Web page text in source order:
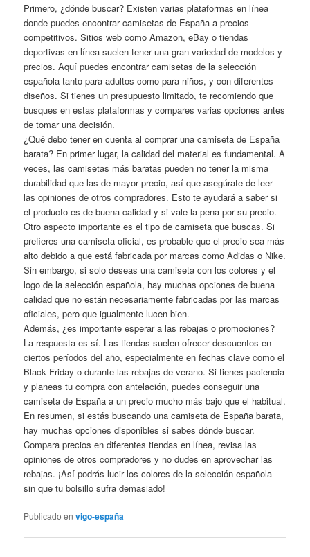
Primero, ¿dónde buscar? Existen varias plataformas en línea
donde puedes encontrar camisetas de España a precios
competitivos. Sitios web como Amazon, eBay o tiendas
deportivas en línea suelen tener una gran variedad de modelos y
precios. Aquí puedes encontrar camisetas de la selección
española tanto para adultos como para niños, y con diferentes
diseños. Si tienes un presupuesto limitado, te recomiendo que
busques en estas plataformas y compares varias opciones antes
de tomar una decisión.
¿Qué debo tener en cuenta al comprar una camiseta de España
barata? En primer lugar, la calidad del material es fundamental. A
veces, las camisetas más baratas pueden no tener la misma
durabilidad que las de mayor precio, así que asegúrate de leer
las opiniones de otros compradores. Esto te ayudará a saber si
el producto es de buena calidad y si vale la pena por su precio.
Otro aspecto importante es el tipo de camiseta que buscas. Si
prefieres una camiseta oficial, es probable que el precio sea más
alto debido a que está fabricada por marcas como Adidas o Nike.
Sin embargo, si solo deseas una camiseta con los colores y el
logo de la selección española, hay muchas opciones de buena
calidad que no están necesariamente fabricadas por las marcas
oficiales, pero que igualmente lucen bien.
Además, ¿es importante esperar a las rebajas o promociones?
La respuesta es sí. Las tiendas suelen ofrecer descuentos en
ciertos períodos del año, especialmente en fechas clave como el
Black Friday o durante las rebajas de verano. Si tienes paciencia
y planeas tu compra con antelación, puedes conseguir una
camiseta de España a un precio mucho más bajo que el habitual.
En resumen, si estás buscando una camiseta de España barata,
hay muchas opciones disponibles si sabes dónde buscar.
Compara precios en diferentes tiendas en línea, revisa las
opiniones de otros compradores y no dudes en aprovechar las
rebajas. ¡Así podrás lucir los colores de la selección española
sin que tu bolsillo sufra demasiado!
Publicado en vigo-españa